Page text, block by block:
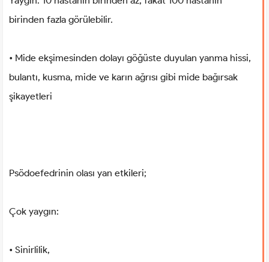
birinden fazla görülebilir.
• Mide ekşimesinden dolayı göğüste duyulan yanma hissi,
bulantı, kusma, mide ve karın ağrısı gibi mide bağırsak
şikayetleri
Psödoefedrinin olası yan etkileri;
Çok yaygın:
• Sinirlilik,